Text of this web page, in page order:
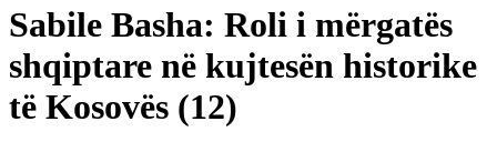
Sabile Basha: Roli i mërgatës
shqiptare në kujtesën historike
të Kosovës (12)